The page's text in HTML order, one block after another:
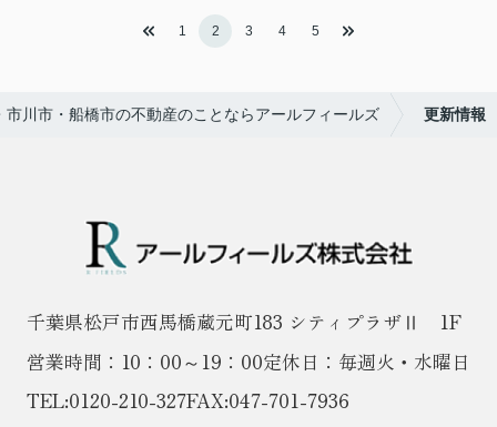
1 2 3 4 5
市川市・船橋市の不動産のことならアールフィールズ 更新情報
千葉県松戸市西馬橋蔵元町183 シティプラザⅡ 1F
営業時間：10：00～19：00定休日：毎週火・水曜日
TEL:0120-210-327FAX:047-701-7936